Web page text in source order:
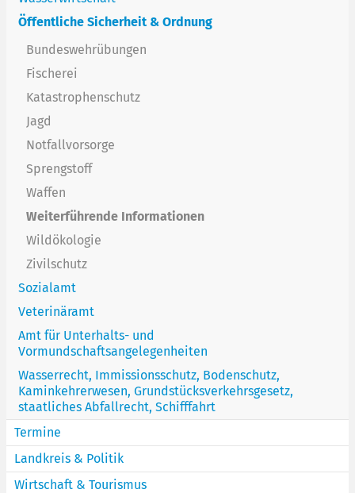
Öffentliche Sicherheit & Ordnung
Bundeswehrübungen
Fischerei
Katastrophenschutz
Jagd
Notfallvorsorge
Sprengstoff
Waffen
Weiterführende Informationen
Wildökologie
Zivilschutz
Sozialamt
Veterinäramt
Amt für Unterhalts- und
Vormundschaftsangelegenheiten
Wasserrecht, Immissionsschutz, Bodenschutz,
Kaminkehrerwesen, Grundstücksverkehrsgesetz,
staatliches Abfallrecht, Schifffahrt
Termine
Landkreis & Politik
Wirtschaft & Tourismus